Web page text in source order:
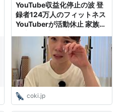
YouTube収益化停止の波 登
録者124万人のフィットネス
YouTuberが活動休止 家族系
coki.jp